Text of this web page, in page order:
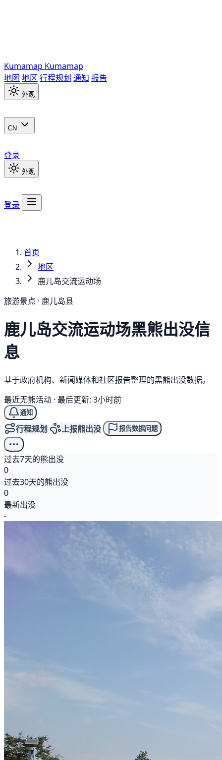
Kumamap Kumamap
地图 地区 行程规划 通知 报告
外观
CN
登录
外观
登录
首页
地区
鹿儿岛交流运动场
旅游景点 · 鹿儿岛县
鹿儿岛交流运动场黑熊出没信
息
基于政府机构、新闻媒体和社区报告整理的黑熊出没数据。
最近无熊活动 · 最后更新: 3小时前
通知
行程规划 上报熊出没 报告数据问题
过去7天的熊出没
0
过去30天的熊出没
0
最新出没
-